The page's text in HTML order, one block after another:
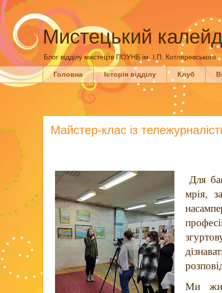
Мистецький
Блог відділу мистецтв ПОУНБ ім. І.П. Котляревського
Головна Історія відділу Клуб
Майстер-клас із
Для
мрія,
Ми